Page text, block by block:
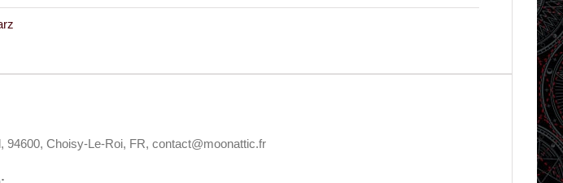
94600, Choisy-Le-Roi, FR, contact@moonattic.fr